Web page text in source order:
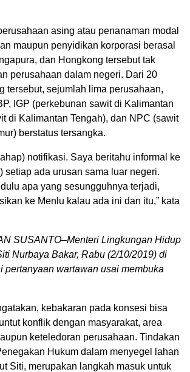
asing atau penanaman modal
maupun penyidikan korporasi berasal
dan Hongkong tersebut tak
perusahaan dalam negeri. Dari 20
tersebut, sejumlah lima perusahaan,
IGP (perkebunan sawit di Kalimantan
di Kalimantan Tengah), dan NPC (sawit
berstatus tersangka.
notifikasi. Saya beritahu informal ke
setiap ada urusan sama luar negeri.
apa yang sesungguhnya terjadi,
ke Menlu kalau ada ini dan itu,” kata
SUSANTO–Menteri Lingkungan Hidup
Nurbaya Bakar, Rabu (2/10/2019) di
pertanyaan wartawan usai membuka
kebakaran pada konsesi bisa
konflik dengan masyarakat, area
keteledoran perusahaan. Tindakan
Hukum dalam menyegel lahan
Siti, merupakan langkah masuk untuk